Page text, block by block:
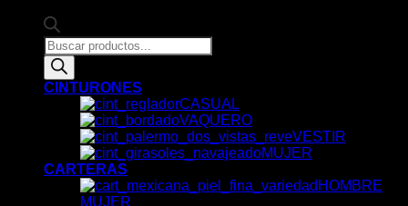
Products
search
CINTURONES
CASUAL
VAQUERO
VESTIR
MUJER
CARTERAS
HOMBRE
MUJER